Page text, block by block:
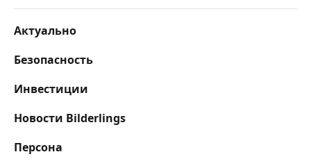
Актуально
Безопасность
Инвестиции
Новости Bilderlings
Персона